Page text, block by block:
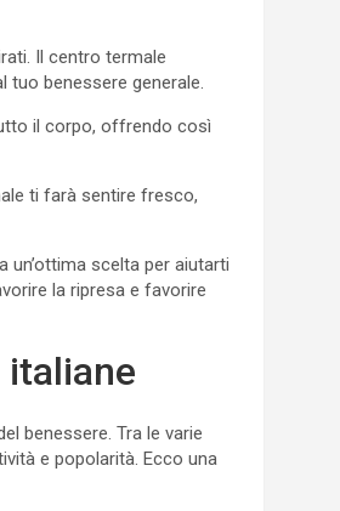
Il centro termale
benessere generale.
il corpo, offrendo così
ti farà sentire fresco,
scelta per aiutarti
la ripresa e favorire
benessere. Tra le varie
e popolarità. Ecco una